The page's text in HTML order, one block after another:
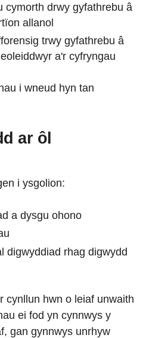
cymorth drwy gyfathrebu â
allanol
trwy gyfathrebu â
a'r cyfryngau
i wneud hyn tan
ar ôl
i ysgolion:
a dysgu ohono
digwyddiad rhag digwydd
cynllun hwn o leiaf unwaith
ei fod yn cynnwys y
gan gynnwys unrhyw